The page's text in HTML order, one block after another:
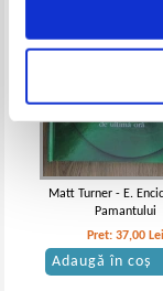
Matt Turner - E.
Pamantului
Pret:37,00 Lei
Adaugă în coș